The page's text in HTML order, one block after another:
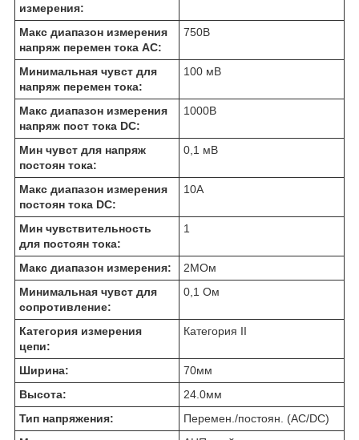
измерения:
Макс диапазон измерения
напряж перемен тока AC:
750В
Минимальная чувст для
напряж перемен тока:
100 мВ
Макс диапазон измерения
напряж пост тока DC:
1000В
Мин чувст для напряж
постоян тока:
0,1 мВ
Макс диапазон измерения
постоян тока DC:
10А
Мин чувствительность
для постоян тока:
1
Макс диапазон измерения: 2МОм
Минимальная чувст для
сопротивление:
0,1 Ом
Категория измерения
цепи:
Категория II
Ширина: 70мм
Высота:
24.0мм
Тип напряжения:
Перемен./постоян. (AC/DC)